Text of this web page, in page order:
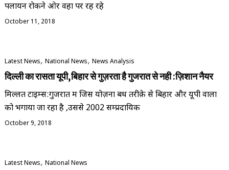
पलायन रोकने ओर वहा पर रह रहे
October 11, 2018
Latest News, National News, News Analysis
दिल्ली का रासता यूपी,बिहार से गुज़रता है गुजरात से नही :ज़िशान नैयर
मिल्लत टाइम्स:गुजरात में जिस योज़ना बध तरीक़े से बिहार और यूपी वालों
को भगाया जा रहा है ,उससे 2002 सम्प्रदायिक
October 9, 2018
Latest News, National News